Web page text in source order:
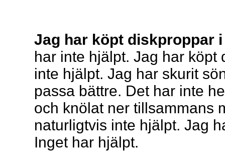
Jag har köpt diskproppar
har inte hjälpt. Jag har köpt
inte hjälpt. Jag har skurit
passa bättre. Det har inte
och knölat ner tillsammans
naturligtvis inte hjälpt. Jag
Inget har hjälpt.